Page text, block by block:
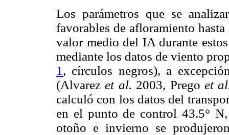
Los parámetros que se
favorables de afloramiento
valor medio del IA durante
mediante los datos de viento
1 , círculos negros), a
(Alvarezet al. 2003, Pregoet
calculó con los datos del
en el punto de control 43.5°
otoño e invierno se